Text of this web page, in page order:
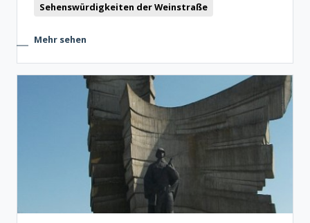
Sehenswürdigkeiten der Weinstraße
Mehr sehen